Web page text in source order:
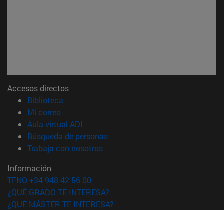
Accesos directos
Biblioteca
Mi correo(abre en nueva ventana)
Aula virtual ADI
Búsqueda de personas(abre en nueva ventana)
Trabaja con nosotros(abre en nueva ventana)
Información
TFNO +34 948 42 56 00
¿QUÉ GRADO TE INTERESA?
¿QUÉ MÁSTER TE INTERESA?